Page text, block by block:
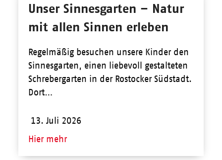
Unser Sinnesgarten – Natur
mit allen Sinnen erleben
Regelmäßig besuchen unsere Kinder den
Sinnesgarten, einen liebevoll gestalteten
Schrebergarten in der Rostocker Südstadt.
Dort…
13. Juli 2026
Hier mehr